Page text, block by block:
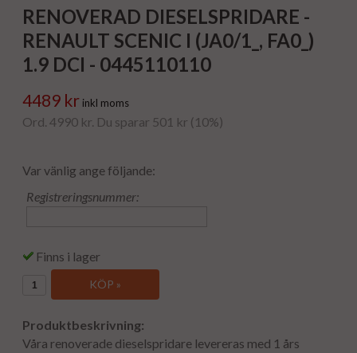
RENOVERAD DIESELSPRIDARE -
RENAULT SCENIC I (JA0/1_, FA0_)
1.9 DCI - 0445110110
4489 kr inkl moms
Ord. 4990 kr. Du sparar 501 kr (10%)
Var vänlig ange följande:
Registreringsnummer:
Finns i lager
KÖP »
Produktbeskrivning:
Våra renoverade dieselspridare levereras med 1 års